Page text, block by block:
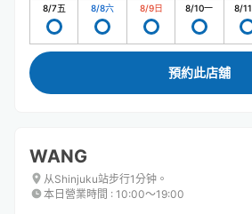
8/7五 8/8六 8/9日 8/10一 8/11
預約此店舖
WANG
从Shinjuku站步行1分钟。
本日營業時間 : 10:00〜19:00